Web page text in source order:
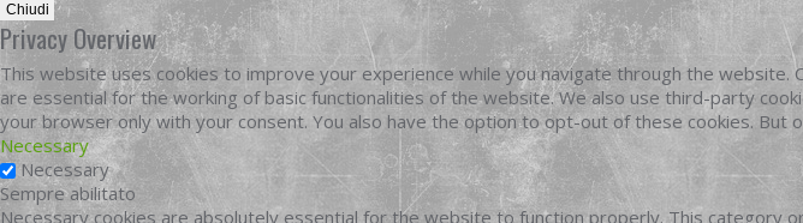
Chiudi
Privacy Overview
This website uses cookies to improve your experience while you navigate through the
are essential for the working of basic functionalities of the website. We also use third-party
your browser only with your consent. You also have the option to opt-out of these cookies.
Necessary
Necessary
Sempre abilitato
Necessary cookies are absolutely essential for the website to function properly. This category